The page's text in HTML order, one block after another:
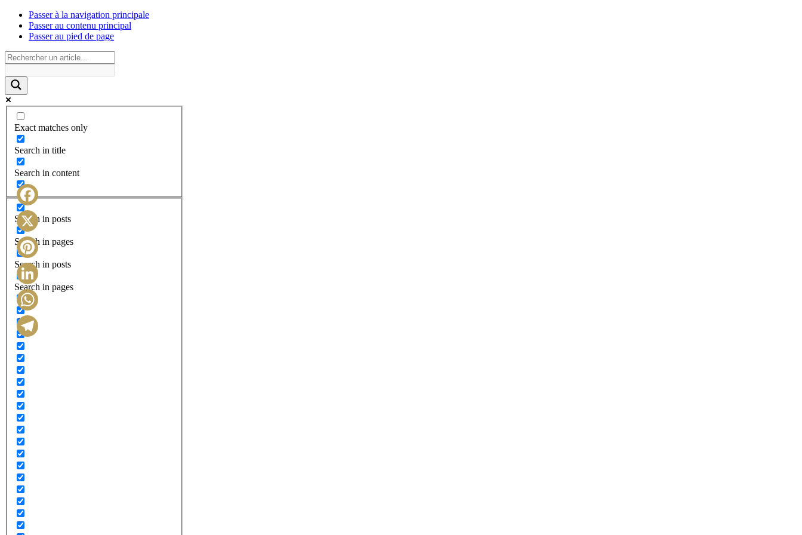
Passer à la navigation principale
Passer au contenu principal
Passer au pied de page
Exact matches only
Search in title
Search in content
Search in posts
Search in pages
Search in posts
Search in pages
Facebook
X
Pinterest
LinkedIn
WhatsApp
Telegram